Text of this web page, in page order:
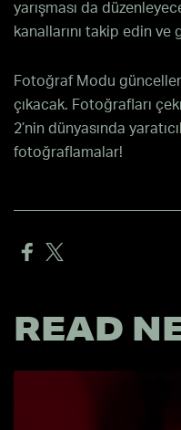
yarışması da
kanallarını takip edin ve
Fotoğraf Modu
çıkacak. Fotoğrafları
2’nin dünyasında
fotoğraflamalar!
READ